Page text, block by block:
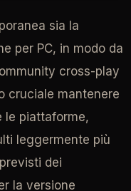
sia la
per PC, in modo da
cross-play
cruciale mantenere
le piattaforme,
leggermente più
dei
la versione